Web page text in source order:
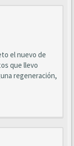
el nuevo de
que llevo
regeneración,